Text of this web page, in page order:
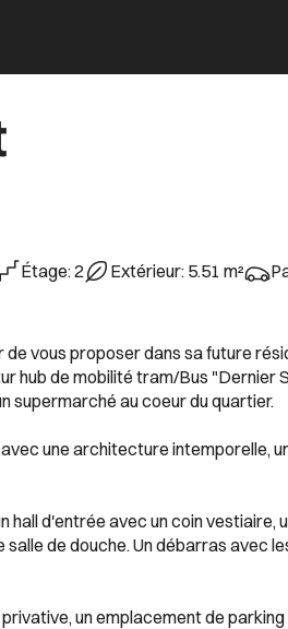
Étage:2 Extérieur: 5.51 m²
de vous proposer dans sa future
hub de mobilité tram/Bus "Dernier
supermarché au coeur du quartier.
une architecture intemporelle,
d'entrée avec un coin vestiaire,
de douche. Un débarras avec
un emplacement de